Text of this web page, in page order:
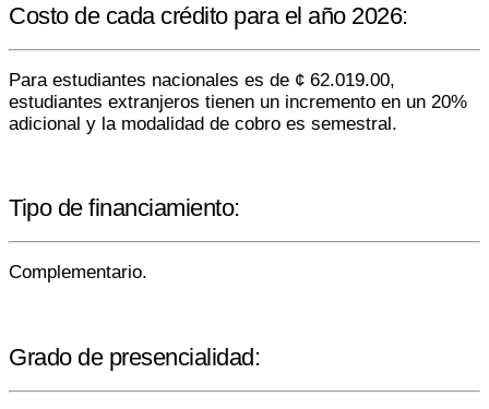
Costo de cada crédito para el año 2026:
Para estudiantes nacionales es de ¢ 62.019.00,
estudiantes extranjeros tienen un incremento en un 20%
adicional y la modalidad de cobro es semestral.
Tipo de financiamiento:
Complementario.
Grado de presencialidad: